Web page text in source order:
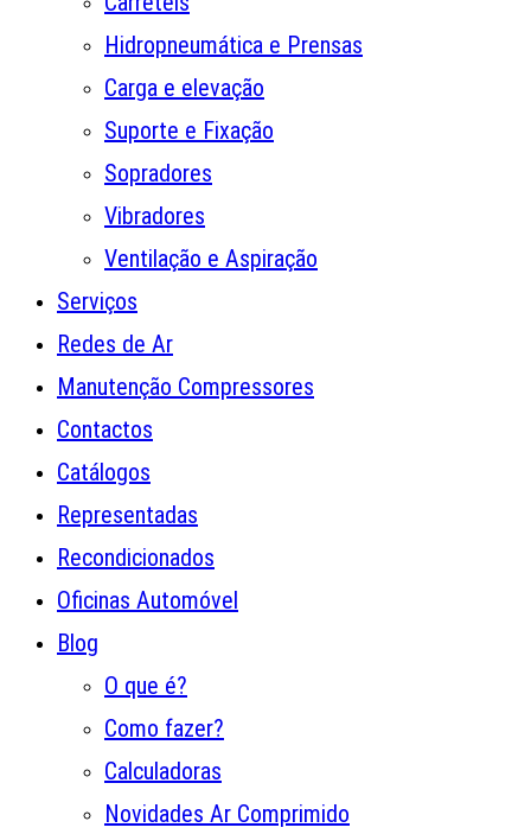
Hidropneumática e Prensas
Carga e elevação
Suporte e Fixação
Sopradores
Vibradores
Ventilação e Aspiração
Serviços
Redes de Ar
Manutenção Compressores
Contactos
Catálogos
Representadas
Recondicionados
Oficinas Automóvel
Blog
O que é?
Como fazer?
Calculadoras
Novidades Ar Comprimido